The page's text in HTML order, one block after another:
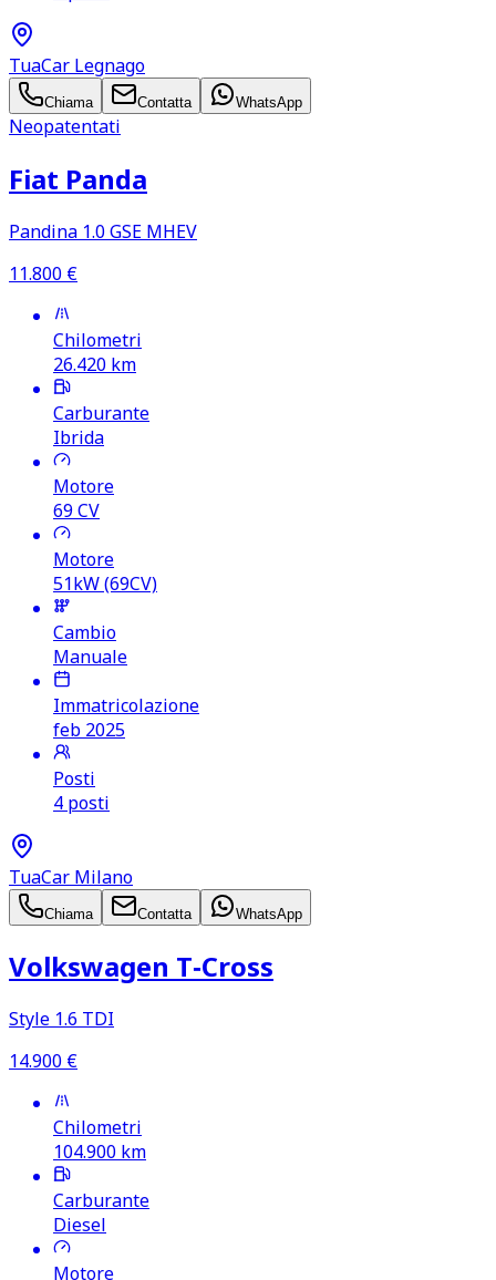
TuaCar Legnago
Chiama Contatta WhatsApp
Neopatentati
Fiat Panda
Pandina 1.0 GSE MHEV
11.800 €
Chilometri
26.420 km
Carburante
Ibrida
Motore
69CV
Motore
51kW (69CV)
Cambio
Manuale
Immatricolazione
feb 2025
Posti
4 posti
TuaCar Milano
Chiama Contatta WhatsApp
Volkswagen T‑Cross
Style 1.6 TDI
14.900 €
Chilometri
104.900 km
Carburante
Diesel
Motore